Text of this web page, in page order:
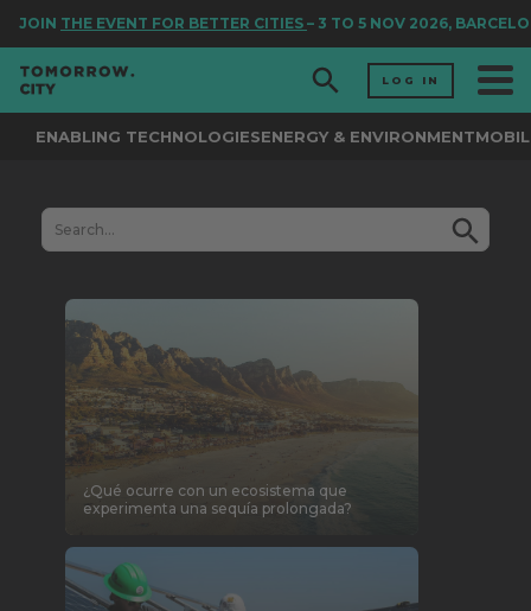
JOINTHE EVENT FOR BETTER CITIES– 3 TO 5 NOV 2026,
LOG IN
ENABLING TECHNOLOGIESENERGY & ENVIRONMENT
¿Qué ocurre con un ecosistema que
experimenta una sequía prolongada?